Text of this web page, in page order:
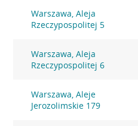
Warszawa, Aleja
Rzeczypospolitej 5
Warszawa, Aleja
Rzeczypospolitej 6
Warszawa, Aleje
Jerozolimskie 179